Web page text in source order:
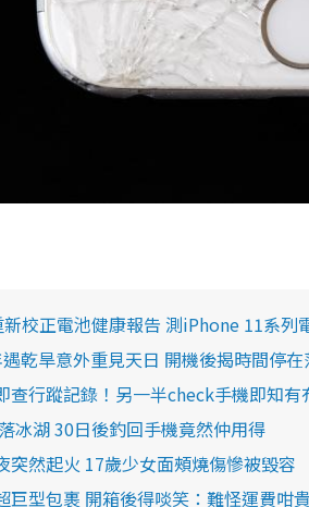
校正電池健康報告 測iPhone 11系列
乾旱意外重見天日 開機後揭時間停
查行蹤記錄！另一半check手機即知有
冰湖 30日後釣回手機竟然仲用得
突然起火 17歲少女面頰燒傷慘被毀容
巨型包裹 開箱後得啖笑：難怪運費咁貴